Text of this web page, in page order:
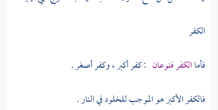
الكفر
فأماالكفر فنوعان : كفر أكبر ، وكفر أصغر .
فالكفر الأكبر هو الموجب للخلود في النار .